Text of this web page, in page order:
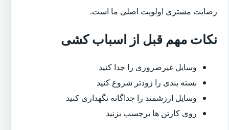
رضایت مشتری اولویت اصلی ما است.
نکات مهم قبل از اسباب کشی
وسایل غیرضروری را جدا کنید
بسته بندی را زودتر شروع کنید
وسایل ارزشمند را جداگانه نگهداری کنید
روی کارتن ها برچسب بزنید